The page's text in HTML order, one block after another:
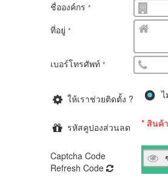
ชื่อองค์กร*
ที่อยู่*
เบอร์โทรศัพท์*
ให้เราช่วยติดตั้ง ?
รหัสคูปองส่วนลด * สินค้
Captcha Code
Refresh Code